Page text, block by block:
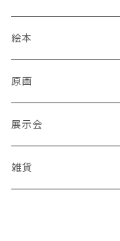
蒼川わか
あきやまりか
ashika
足立真人
絵本
原画
展示会
Mori / Kosamu.An 「ト
雑貨